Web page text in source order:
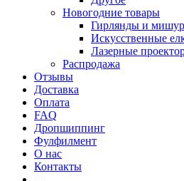
Новогодние товары
Гирлянды и
Искусственные
Лазерные
Распродажа
Отзывы
Доставка
Оплата
FAQ
Дропшиппинг
Фулфилмент
О нас
Контакты